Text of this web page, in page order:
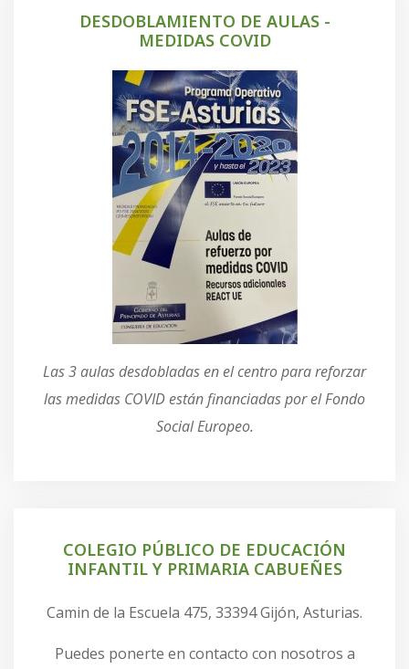
DESDOBLAMIENTO DE AULAS -
MEDIDAS COVID
Las 3 aulas desdobladas en el centro para reforzar
las medidas COVID están financiadas por el Fondo
Social Europeo.
COLEGIO PÚBLICO DE EDUCACIÓN
INFANTIL Y PRIMARIA CABUEÑES
Camin de la Escuela 475, 33394 Gijón, Asturias.
Puedes ponerte en contacto con nosotros a